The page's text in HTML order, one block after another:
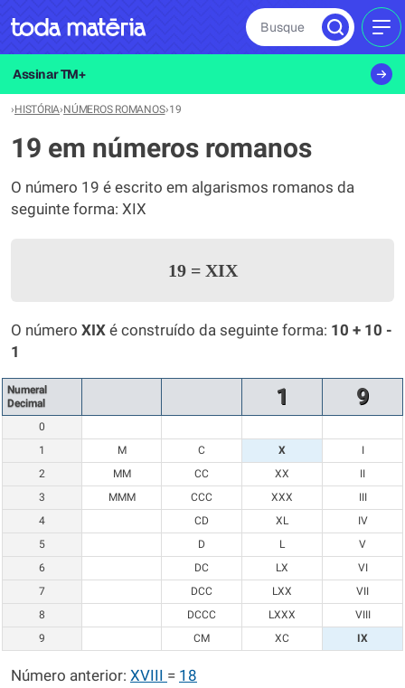
Busque
Assinar TM+
›HISTÓRIA›NÚMEROS ROMANOS›19
19 em números romanos
O número 19 é escrito em algarismos romanos da
seguinte forma: XIX
19 =XIX
O número XIX é construído da seguinte forma: 10 + 10 -
1
Numeral
Decimal
1 9
0
1
M C X
I
2
MM CC XX
II
3
MMM CCC XXX
III
4
CD XL
IV
5
D L
V
6
DC LX
VI
7
DCC LXX
VII
8
DCCC LXXX
VIII
9
CM XC IX
Número anterior: XVIII = 18